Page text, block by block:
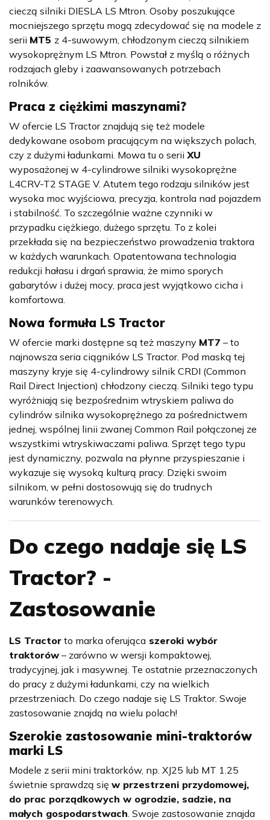
cieczą silniki DIESLA LS Mtron. Osoby poszukujące
mocniejszego sprzętu mogą zdecydować się na modele z
serii MT5 z 4-suwowym, chłodzonym cieczą silnikiem
wysokoprężnym LS Mtron. Powstał z myślą o różnych
rodzajach gleby i zaawansowanych potrzebach
rolników.
Praca z ciężkimi maszynami?
W ofercie LS Tractor znajdują się też modele
dedykowane osobom pracującym na większych polach,
czy z dużymi ładunkami. Mowa tu o serii XU
wyposażonej w 4-cylindrowe silniki wysokoprężne
L4CRV-T2 STAGE V. Atutem tego rodzaju silników jest
wysoka moc wyjściowa, precyzja, kontrola nad pojazdem
i stabilność. To szczególnie ważne czynniki w
przypadku ciężkiego, dużego sprzętu. To z kolei
przekłada się na bezpieczeństwo prowadzenia traktora
w każdych warunkach. Opatentowana technologia
redukcji hałasu i drgań sprawia, że mimo sporych
gabarytów i dużej mocy, praca jest wyjątkowo cicha i
komfortowa.
Nowa formuła LS Tractor
W ofercie marki dostępne są też maszyny MT7 – to
najnowsza seria ciągników LS Tractor. Pod maską tej
maszyny kryje się 4-cylindrowy silnik CRDI (Common
Rail Direct Injection) chłodzony cieczą. Silniki tego typu
wyróżniają się bezpośrednim wtryskiem paliwa do
cylindrów silnika wysokoprężnego za pośrednictwem
jednej, wspólnej linii zwanej Common Rail połączonej ze
wszystkimi wtryskiwaczami paliwa. Sprzęt tego typu
jest dynamiczny, pozwala na płynne przyspieszanie i
wykazuje się wysoką kulturą pracy. Dzięki swoim
silnikom, w pełni dostosowują się do trudnych
warunków terenowych.
Do czego nadaje się LS
Tractor? -
Zastosowanie
LS Tractor to marka oferująca szeroki wybór
traktorów – zarówno w wersji kompaktowej,
tradycyjnej, jak i masywnej. Te ostatnie przeznaczonych
do pracy z dużymi ładunkami, czy na wielkich
przestrzeniach. Do czego nadaje się LS Traktor. Swoje
zastosowanie znajdą na wielu polach!
Szerokie zastosowanie mini-traktorów
marki LS
Modele z serii mini traktorków, np. XJ25 lub MT 1.25
świetnie sprawdzą się w przestrzeni przydomowej,
do prac porządkowych w ogrodzie, sadzie, na
małych gospodarstwach. Swoje zastosowanie znajda